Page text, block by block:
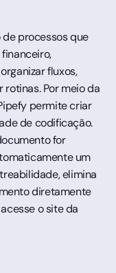
processos que
fluxos,
Por meio da
permite criar
de codificação.
for
um
elimina
diretamente
o site da